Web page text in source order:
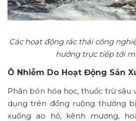
Các hoạt động rác thải công
hưởng trực tiếp tới
Ô Nhiễm Do Hoạt Động Sản
Phân bón hóa học, thuốc trừ sâu
dụng trên đồng ruộng thường
xuống ao hồ, kênh mương,